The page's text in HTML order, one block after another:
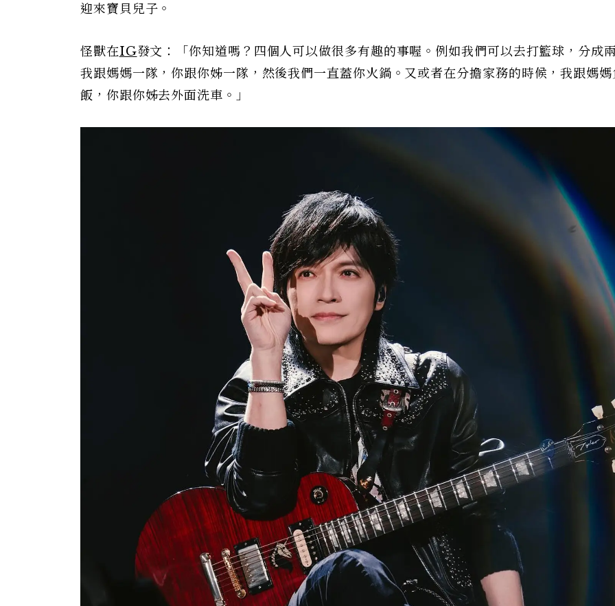
迎來寶貝兒子。
怪獸在IG發文：「你知道嗎？四個人可以做很多有趣的事喔。例如我們可以去打籃球，分成
我跟媽媽一隊，你跟你姊一隊，然後我們一直蓋你火鍋。又或者在分擔家務的時候，我跟媽
飯，你跟你姊去外面洗車。」